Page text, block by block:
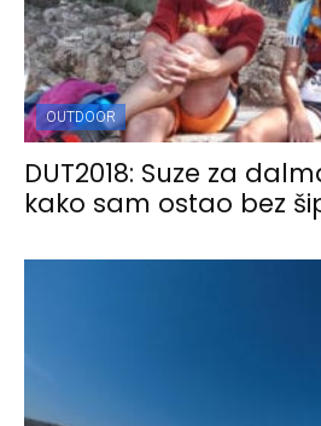
OUTDOOR
DUT2018: Suze za
kako sam ostao bez